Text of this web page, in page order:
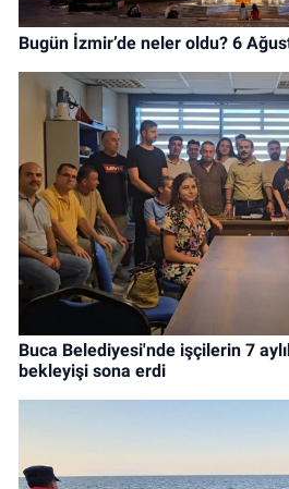
Bugün İzmir’de neler oldu? 6
Buca Belediyesi'nde işçilerin 7
bekleyişi sona erdi